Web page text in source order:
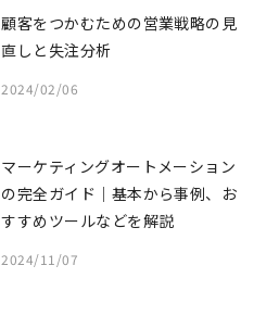
顧客をつかむための営業戦略の見
直しと失注分析
2024/02/06
マーケティングオートメーション
の完全ガイド｜基本から事例、お
すすめツールなどを解説
2024/11/07